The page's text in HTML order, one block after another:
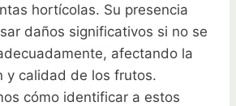
hortícolas. Su presencia
daños significativos si no se
afectando la
y calidad de los frutos.
cómo identificar a estos